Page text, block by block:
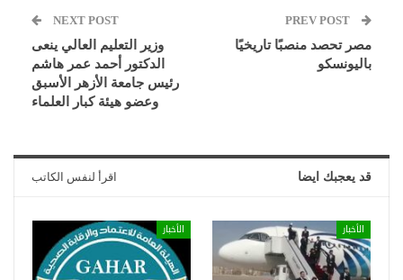
مصر تحصد منصبًا تاريخيًا
باليونسكو
NEXT POST
وزير التعليم العالي ينعى
الدكتور أحمد عمر هاشم
رئيس جامعة الأزهر الأسبق
وعضو هيئة كبار العلماء
قد يعجبك ايضا اقرأ لنفس الكاتب
الأخبار الأخبار